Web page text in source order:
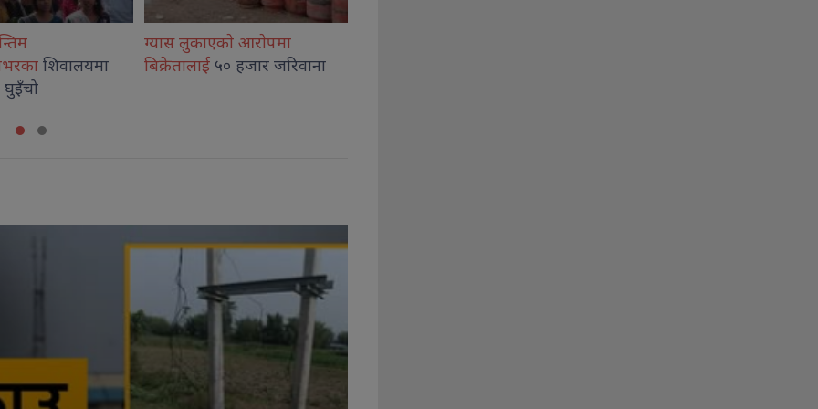
आराेपमा
५० हजार जरिवाना
एनवाईसी विराटनगरमा दोस्रो
कार्गोरेल आउँदै